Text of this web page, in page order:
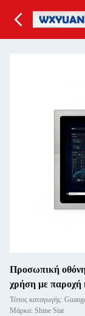
Προσωπική
χρήση με παροχή
Τόπος καταγωγής:
Μάρκα: Shine Star